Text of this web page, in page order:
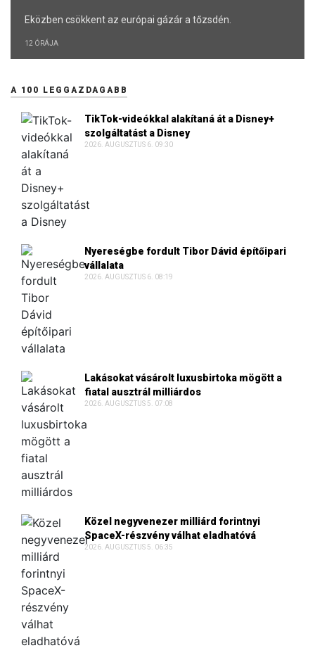
Eközben csökkent az európai gázár a tőzsdén.
12 ÓRÁJA
A 100 LEGGAZDAGABB
TikTok-videókkal alakítaná át a Disney+
szolgáltatást a Disney
2026. AUGUSZTUS 6. 09:30
Nyereségbe fordult Tibor Dávid építőipari
vállalata
2026. AUGUSZTUS 6. 08:19
Lakásokat vásárolt luxusbirtoka mögött a
fiatal ausztrál milliárdos
2026. AUGUSZTUS 5. 07:08
Közel negyvenezer milliárd forintnyi
SpaceX-részvény válhat eladhatóvá
2026. AUGUSZTUS 5. 06:35